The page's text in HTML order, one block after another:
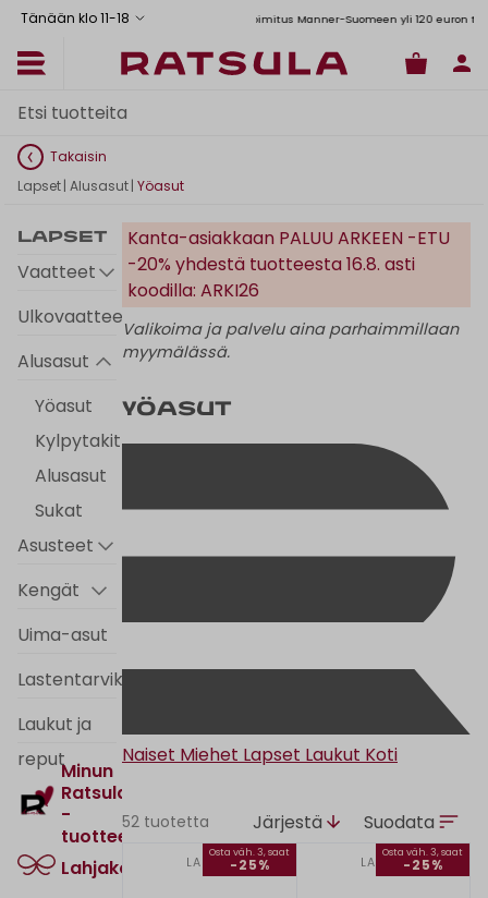
Tänään klo 11-18
Toimituskulut alk. 6,90€
Ilmainen toimitus Manner-Suomeen yli 120 euron tilauksiin
Takaisin
Lapset| Alusasut| Yöasut
Lapset
Vaatteet
Ulkovaatteet
Alusasut
Yöasut
Kylpytakit
Alusasut
Sukat
Asusteet
Kengät
Uima-asut
Lastentarvikkeet
Laukut ja
reputMinun
Ratsula
-
tuotteet
Lahjakortti
Kanta-asiakkaan PALUU ARKEEN -ETU
-20% yhdestä tuotteesta 16.8. asti
koodilla: ARKI26
Valikoima ja palvelu aina parhaimmillaan
myymälässä.
Yöasut
Naiset Miehet Lapset Laukut Koti
52 tuotetta Järjestä Suodata
LAPSET
Osta väh. 3, saat
-25% LAPSET
Osta väh. 3, saat
-25%